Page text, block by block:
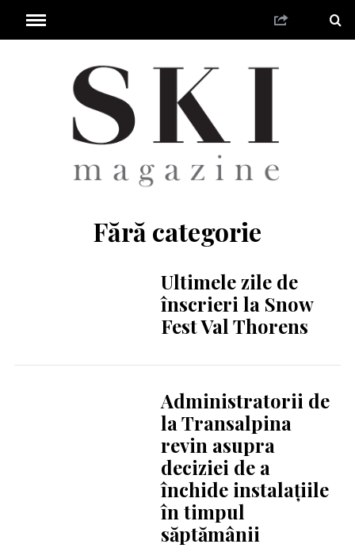
Fără categorie
Ultimele zile de
înscrieri la Snow
Fest Val Thorens
Administratorii de
la Transalpina
revin asupra
deciziei de a
închide instalațiile
în timpul
săptămânii